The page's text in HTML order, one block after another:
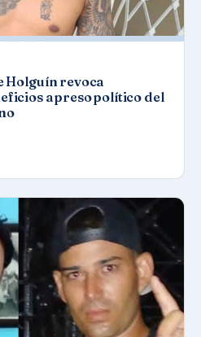
Holguín revoca
a preso político del